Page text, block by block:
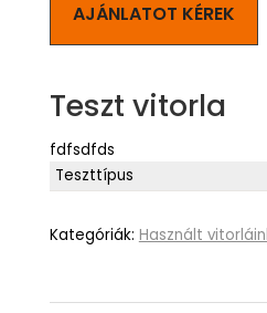
AJÁNLATOT KÉREK
Teszt vitorla
fdfsdfds
Teszttípus
Kategóriák: Használt